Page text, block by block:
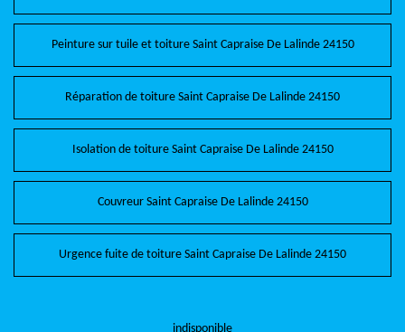
Peinture sur tuile et toiture Saint Capraise De Lalinde 24150
Réparation de toiture Saint Capraise De Lalinde 24150
Isolation de toiture Saint Capraise De Lalinde 24150
Couvreur Saint Capraise De Lalinde 24150
Urgence fuite de toiture Saint Capraise De Lalinde 24150
indisponible